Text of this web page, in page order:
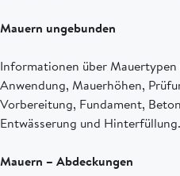
Mauern ungebunden
Informationen über
Anwendung, Mauerhöhen,
Vorbereitung, Fundament,
Entwässerung und Hinterfüllung.
Mauern – Abdeckungen